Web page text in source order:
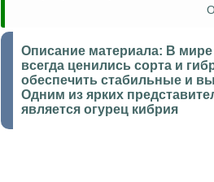
Описание материала: В мире
всегда ценились сорта и
обеспечить стабильные и
Одним из ярких
является огурец кибрия